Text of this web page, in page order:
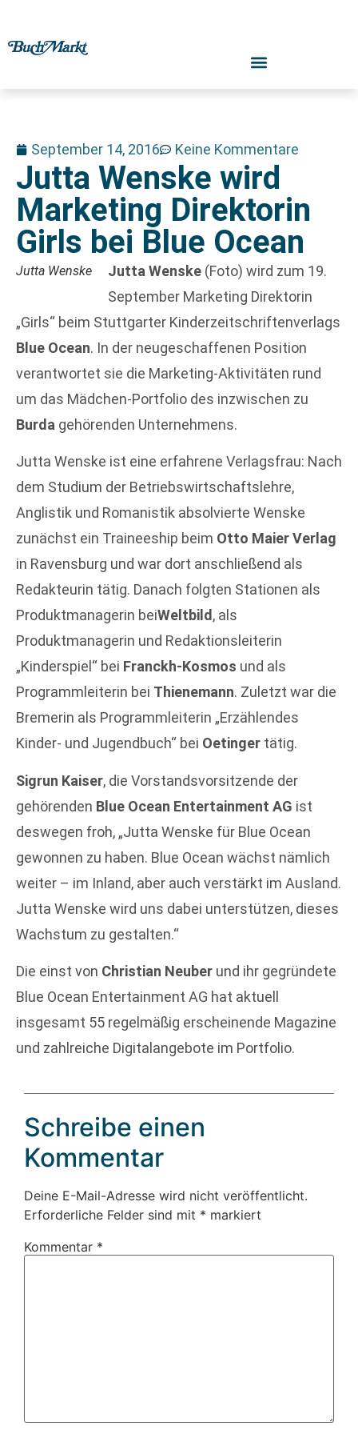
September 14, 2016 Keine Kommentare
Jutta Wenske wird
Marketing Direktorin
Girls bei Blue Ocean
Jutta Wenske Jutta Wenske (Foto) wird zum 19.
September Marketing Direktorin
„Girls“ beim Stuttgarter Kinderzeitschriftenverlags
Blue Ocean. In der neugeschaffenen Position
verantwortet sie die Marketing-Aktivitäten rund
um das Mädchen-Portfolio des inzwischen zu
Burda gehörenden Unternehmens.
Jutta Wenske ist eine erfahrene Verlagsfrau: Nach
dem Studium der Betriebswirtschaftslehre,
Anglistik und Romanistik absolvierte Wenske
zunächst ein Traineeship beim Otto Maier Verlag
in Ravensburg und war dort anschließend als
Redakteurin tätig. Danach folgten Stationen als
Produktmanagerin beiWeltbild, als
Produktmanagerin und Redaktionsleiterin
„Kinderspiel“ bei Franckh-Kosmos und als
Programmleiterin bei Thienemann. Zuletzt war die
Bremerin als Programmleiterin „Erzählendes
Kinder- und Jugendbuch“ bei Oetinger tätig.
Sigrun Kaiser, die Vorstandsvorsitzende der
gehörenden Blue Ocean Entertainment AG ist
deswegen froh, „Jutta Wenske für Blue Ocean
gewonnen zu haben. Blue Ocean wächst nämlich
weiter – im Inland, aber auch verstärkt im Ausland.
Jutta Wenske wird uns dabei unterstützen, dieses
Wachstum zu gestalten.“
Die einst von Christian Neuber und ihr gegründete
Blue Ocean Entertainment AG hat aktuell
insgesamt 55 regelmäßig erscheinende Magazine
und zahlreiche Digitalangebote im Portfolio.
Schreibe einen
Kommentar
Deine E-Mail-Adresse wird nicht veröffentlicht.
Erforderliche Felder sind mit * markiert
Kommentar *